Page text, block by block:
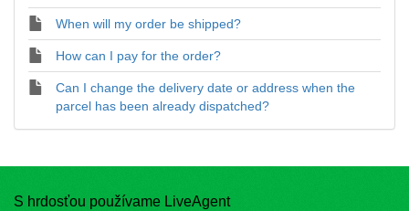
When will my order be shipped?
How can I pay for the order?
Can I change the delivery date or address when the
parcel has been already dispatched?
S hrdosťou používame LiveAgent